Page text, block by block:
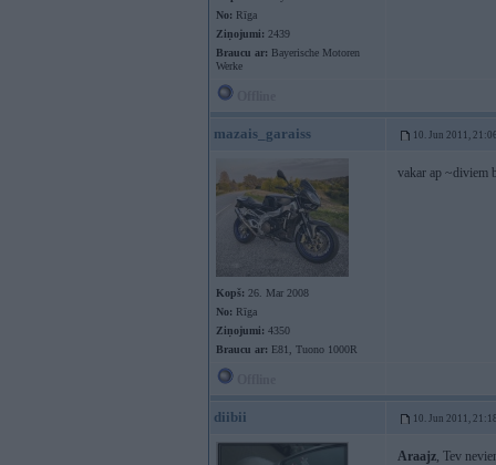
No: Rīga
Ziņojumi: 2439
Braucu ar: Bayerische Motoren
Werke
mazais_garaiss 10. Jun 2011,
Kopš: 26. Mar 2008
No: Rīga
Ziņojumi: 4350
Braucu ar: E81, Tuono 1000R
vakar ap ~diviem
diibii 10. Jun 2011,
Araajz, Tev